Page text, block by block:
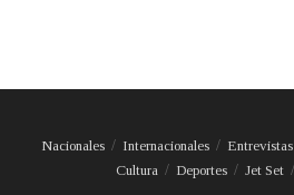
Nacionales Internacionales Entrevistas
Cultura
Deportes Jet Set